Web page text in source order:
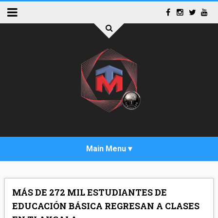
MÁS DE 272 MIL ESTUDIANTES DE
EDUCACIÓN BÁSICA REGRESAN A CLASES